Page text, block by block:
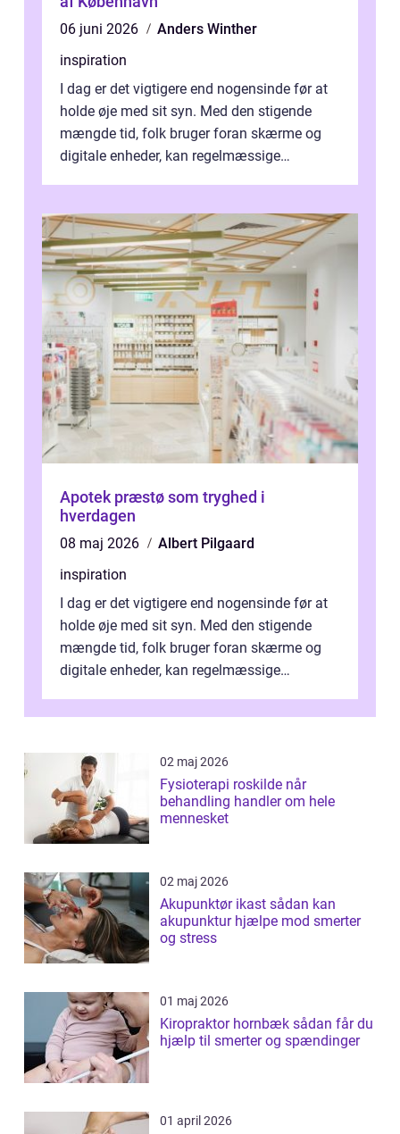
06 juni 2026
Anders Winther
inspiration
I dag er det vigtigere end nogensinde før at
holde øje med sit syn. Med den stigende
mængde tid, folk bruger foran skærme og
digitale enheder, kan regelmæssige
Apotek præstø som tryghed i
hverdagen
08 maj 2026
Albert Pilgaard
inspiration
I dag er det vigtigere end nogensinde før at
holde øje med sit syn. Med den stigende
mængde tid, folk bruger foran skærme og
digitale enheder, kan regelmæssige
02 maj 2026
Fysioterapi roskilde når
behandling handler om hele
mennesket
02 maj 2026
Akupunktør ikast sådan kan
akupunktur hjælpe mod smerter
og stress
01 maj 2026
Kiropraktor hornbæk sådan får du
hjælp til smerter og spændinger
01 april 2026